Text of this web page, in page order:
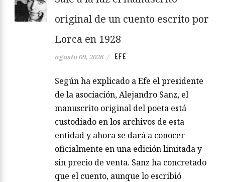
original de un cuento escrito por
Lorca en 1928
agosto 09, 2026 / EFE
Según ha explicado a Efe el presidente
de la asociación, Alejandro Sanz, el
manuscrito original del poeta está
custodiado en los archivos de esta
entidad y ahora se dará a conocer
oficialmente en una edición limitada y
sin precio de venta. Sanz ha concretado
que el cuento, aunque lo escribió